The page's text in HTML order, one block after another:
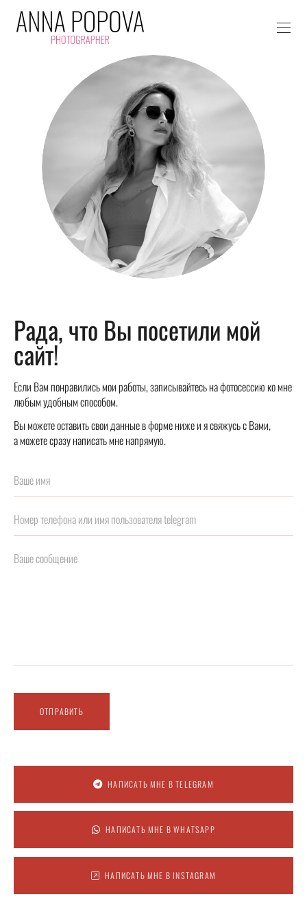
Рада, что Вы посетили мой
сайт!
Если Вам понравились мои работы, записывайтесь на фотосессию ко мне
любым удобным способом.
Вы можете оставить свои данные в форме ниже и я свяжусь с Вами,
а можете сразу написать мне напрямую.
ОТПРАВИТЬ
НАПИСАТЬ МНЕ В TELEGRAM
НАПИСАТЬ МНЕ В WHATSAPP
НАПИСАТЬ МНЕ В INSTAGRAM